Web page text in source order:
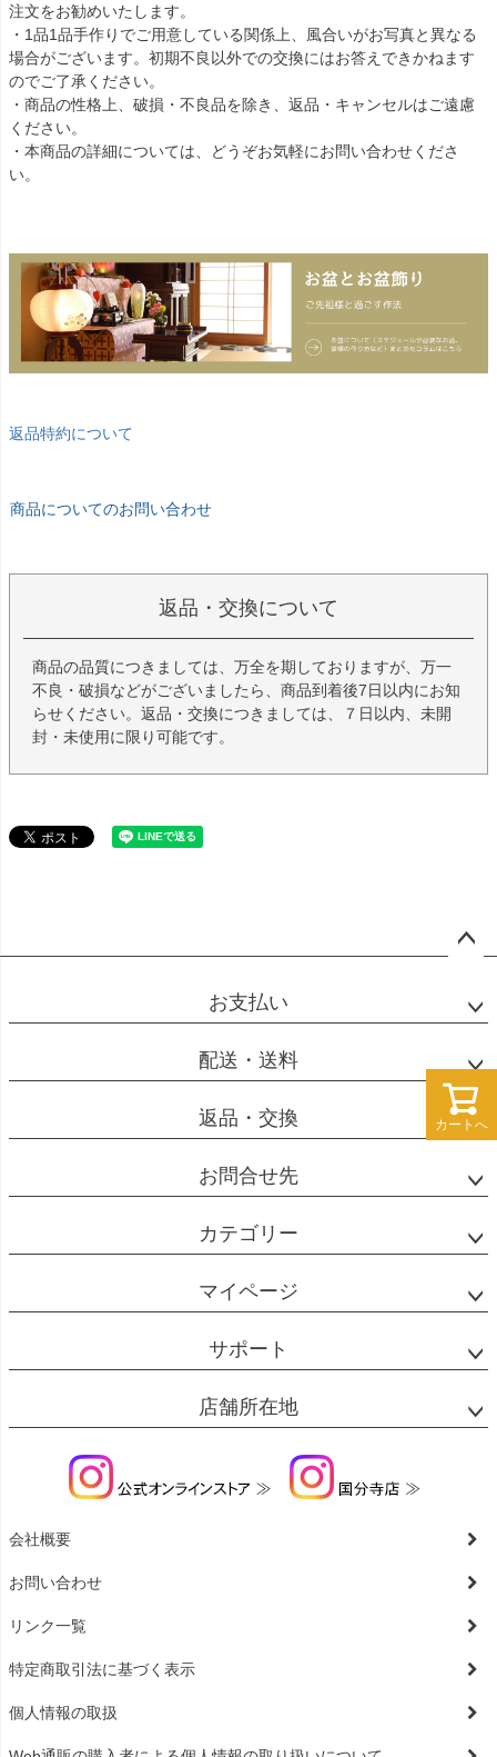
カートへ
カートへ
注文をお勧めいたします。
・1品1品手作りでご用意している関係上、風合いがお写真と異なる
場合がございます。初期不良以外での交換にはお答えできかねます
のでご了承ください。
・商品の性格上、破損・不良品を除き、返品・キャンセルはご遠慮
ください。
・本商品の詳細については、どうぞお気軽にお問い合わせくださ
い。
返品特約について
商品についてのお問い合わせ
返品・交換について
商品の品質につきましては、万全を期しておりますが、万一
不良・破損などがございましたら、商品到着後7日以内にお知
らせください。返品・交換につきましては、７日以内、未開
封・未使用に限り可能です。
ップ
お支払い
配送・送料
返品・交換
お問合せ先
カテゴリー
マイページ
サポート
店舗所在地
会社概要
お問い合わせ
リンク一覧
特定商取引法に基づく表示
個人情報の取扱